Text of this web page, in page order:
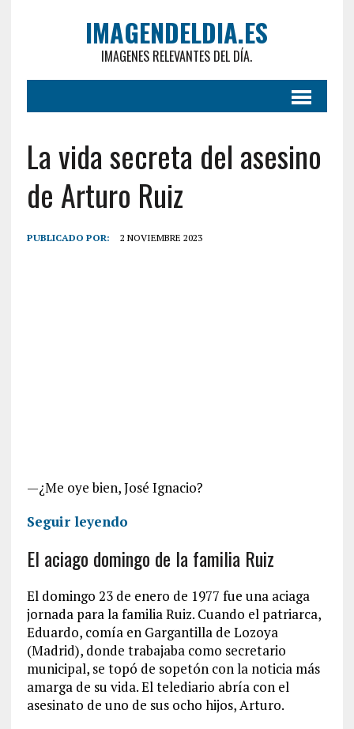
IMAGENDELDIA.ES
IMAGENES RELEVANTES DEL DÍA.
La vida secreta del asesino
de Arturo Ruiz
PUBLICADO POR: 2 NOVIEMBRE 2023
—¿Me oye bien, José Ignacio?
Seguir leyendo
El aciago domingo de la familia Ruiz
El domingo 23 de enero de 1977 fue una aciaga
jornada para la familia Ruiz. Cuando el patriarca,
Eduardo, comía en Gargantilla de Lozoya
(Madrid), donde trabajaba como secretario
municipal, se topó de sopetón con la noticia más
amarga de su vida. El telediario abría con el
asesinato de uno de sus ocho hijos, Arturo.